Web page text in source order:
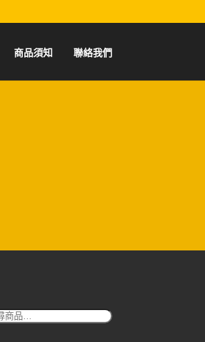
商品須知 聯絡我們
搜